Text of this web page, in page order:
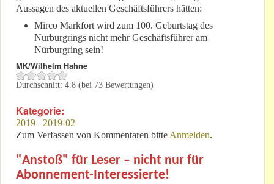
Aussagen des aktuellen Geschäftsführers hätten:
Mirco Markfort wird zum 100. Geburtstag des
Nürburgrings nicht mehr Geschäftsführer am
Nürburgring sein!
MK/Wilhelm Hahne
Durchschnitt: 4.8 (bei 73 Bewertungen)
Kategorie:
2019
2019-02
Zum Verfassen von Kommentaren bitte Anmelden.
"Anstoß" für Leser – nicht nur für
Abonnement-Interessierte!